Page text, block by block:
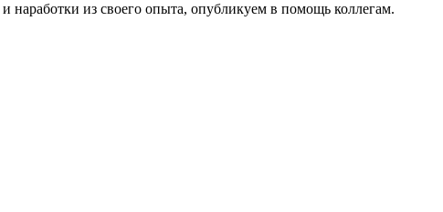
из своего опыта, опубликуем в помощь коллегам.